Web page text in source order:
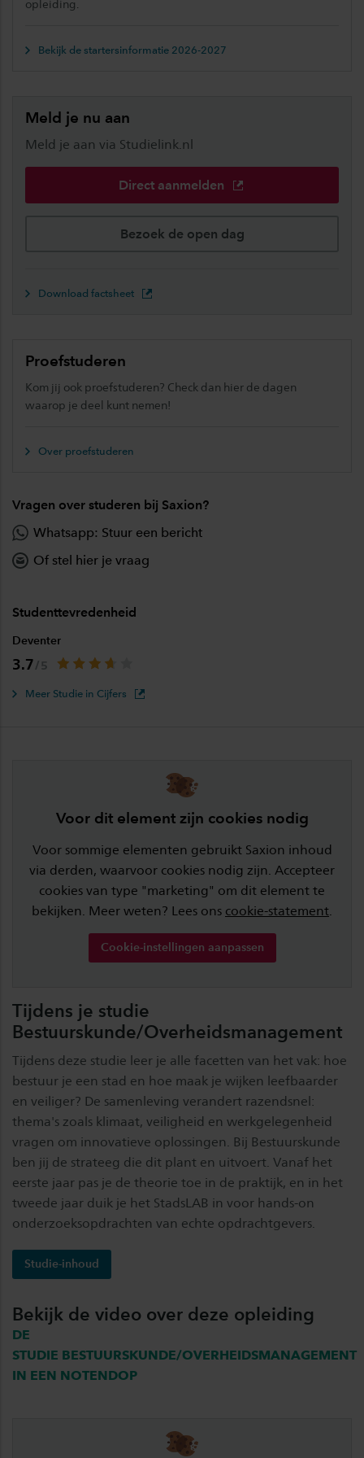
opleiding.
Bekijk de startersinformatie 2026-2027
Meld je nu aan
Meld je aan via Studielink.nl
Direct aanmelden
Bezoek de open dag
Download factsheet
Proefstuderen
Kom jij ook proefstuderen? Check dan hier de dagen
waarop je deel kunt nemen!
Over proefstuderen
Vragen over studeren bij Saxion?
Whatsapp: Stuur een bericht
Of stel hier je vraag
Studenttevredenheid
Deventer
3.7
Meer Studie in Cijfers
Tijdens je studie
Bestuurskunde/Overheidsmanagement
Tijdens deze studie leer je alle facetten van het vak: hoe
bestuur je een stad en hoe maak je wijken leefbaarder
en veiliger? De samenleving verandert razendsnel:
thema's zoals klimaat, veiligheid en werkgelegenheid
vragen om innovatieve oplossingen. Bij Bestuurskunde
ben jij de strateeg die dit plant en uitvoert. Vanaf het
eerste jaar pas je de theorie toe in de praktijk, en in het
tweede jaar duik je het StadsLAB in voor hands-on
onderzoeksopdrachten van echte opdrachtgevers.
Studie-inhoud
Voor dit element zijn cookies nodig
Voor sommige elementen gebruikt Saxion inhoud
via derden, waarvoor cookies nodig zijn. Accepteer
cookies van type "marketing" om dit element te
bekijken. Meer weten? Lees ons cookie-statement.
Cookie-instellingen aanpassen
Bekijk de video over deze opleiding
DE
STUDIE BESTUURSKUNDE/OVERHEIDSMANAGEMENT
IN EEN NOTENDOP